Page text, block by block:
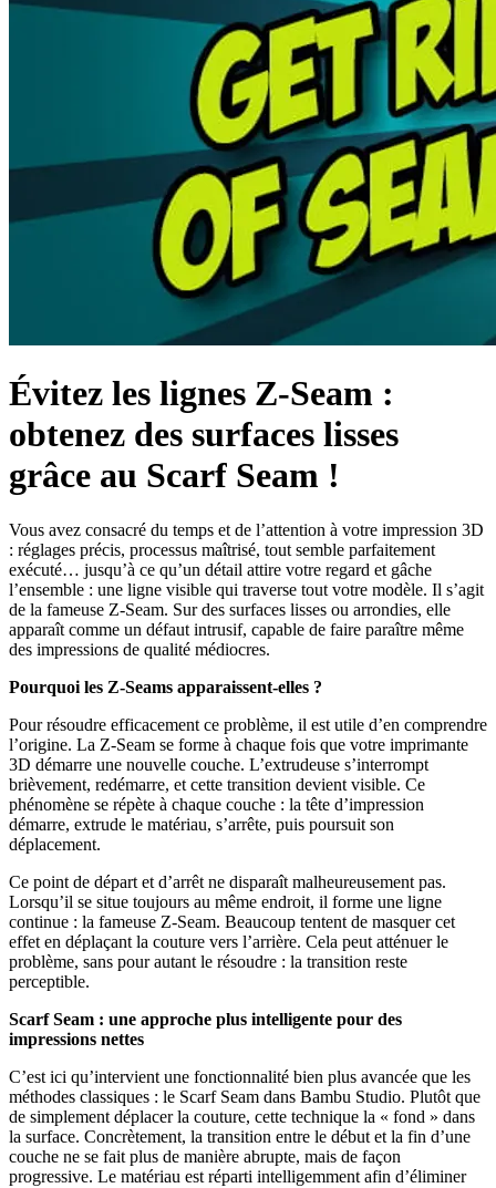
Évitez les lignes Z-Seam :
obtenez des surfaces lisses
grâce au Scarf Seam !
Vous avez consacré du temps et de l’attention à votre impression 3D
: réglages précis, processus maîtrisé, tout semble parfaitement
exécuté… jusqu’à ce qu’un détail attire votre regard et gâche
l’ensemble : une ligne visible qui traverse tout votre modèle. Il s’agit
de la fameuse Z-Seam. Sur des surfaces lisses ou arrondies, elle
apparaît comme un défaut intrusif, capable de faire paraître même
des impressions de qualité médiocres.
Pourquoi les Z-Seams apparaissent-elles ?
Pour résoudre efficacement ce problème, il est utile d’en comprendre
l’origine. La Z-Seam se forme à chaque fois que votre imprimante
3D démarre une nouvelle couche. L’extrudeuse s’interrompt
brièvement, redémarre, et cette transition devient visible. Ce
phénomène se répète à chaque couche : la tête d’impression
démarre, extrude le matériau, s’arrête, puis poursuit son
déplacement.
Ce point de départ et d’arrêt ne disparaît malheureusement pas.
Lorsqu’il se situe toujours au même endroit, il forme une ligne
continue : la fameuse Z-Seam. Beaucoup tentent de masquer cet
effet en déplaçant la couture vers l’arrière. Cela peut atténuer le
problème, sans pour autant le résoudre : la transition reste
perceptible.
Scarf Seam : une approche plus intelligente pour des
impressions nettes
C’est ici qu’intervient une fonctionnalité bien plus avancée que les
méthodes classiques : le Scarf Seam dans Bambu Studio. Plutôt que
de simplement déplacer la couture, cette technique la « fond » dans
la surface. Concrètement, la transition entre le début et la fin d’une
couche ne se fait plus de manière abrupte, mais de façon
progressive. Le matériau est réparti intelligemment afin d’éliminer